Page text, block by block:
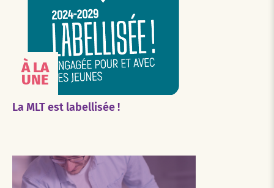
À LA
UNE
La MLT est labellisée !